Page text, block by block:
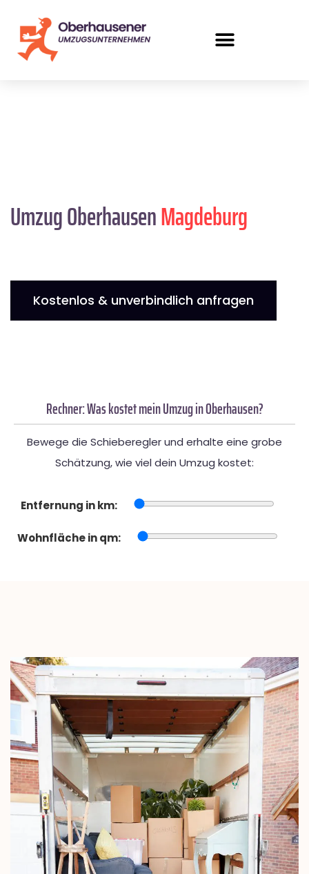
Umzug OberhausenMagdeburg
Kostenlos & unverbindlich anfragen
Rechner: Was kostet mein Umzug in Oberhausen?
Bewege die Schieberegler und erhalte eine grobe
Schätzung, wie viel dein Umzug kostet:
Entfernung in km:
Wohnfläche in qm: